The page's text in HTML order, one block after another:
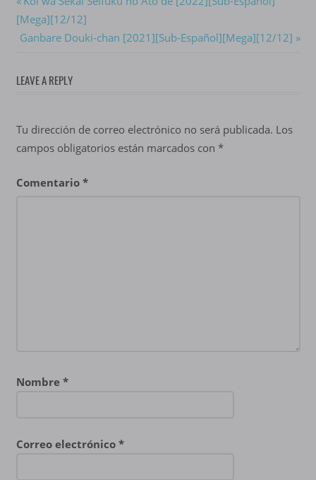
de
Post:
[Mega][12/12]
Next
Ganbare Douki-chan [2021][Sub-Español][Mega][12/12]
LEAVE A REPLY
Tu dirección de correo electrónico no será publicada. Los
campos obligatorios están marcados con *
Comentario *
Nombre *
Correo electrónico *